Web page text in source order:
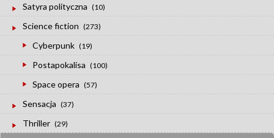
Satyra polityczna (10)
Science fiction (273)
Cyberpunk (19)
Postapokalisa (100)
Space opera (57)
Sensacja (37)
Thriller (29)